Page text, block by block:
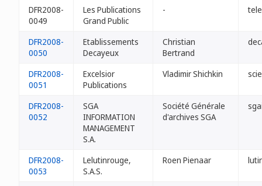
DFR2008-
0049
Les Publications
Grand Public
-
DFR2008-
0050
Etablissements
Decayeux
Christian
Bertrand
DFR2008-
0051
Excelsior
Publications
Vladimir Shichkin
DFR2008-
0052
SGA
INFORMATION
MANAGEMENT
S.A.
Société Générale
d'archives SGA
DFR2008-
0053
Lelutinrouge,
S.A.S.
Roen Pienaar